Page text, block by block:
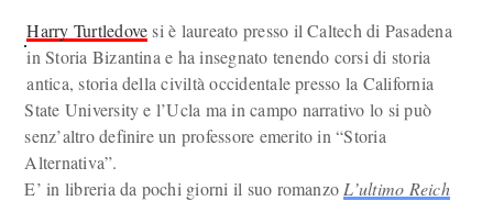
Harry Turtledovesi è laureato presso il Caltech di Pasadena
in Storia Bizantina e ha insegnato tenendo corsi di storia
antica, storia della civiltà occidentale presso la California
State University e l’Ucla ma in campo narrativo lo si può
senz’altro definire un professore emerito in “Storia
Alternativa”.
E’ in libreria da pochi giorni il suo romanzo L’ultimo Reich